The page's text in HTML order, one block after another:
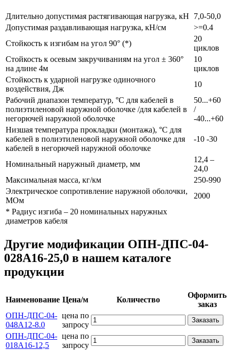
Длительно допустимая растягивающая нагрузка, кН
7,0-50,0
Допустимая раздавливающая нагрузка, кН/см
>=0.4
Стойкость к изгибам на угол 90° (*)
20
циклов
Стойкость к осевым закручиваниям на угол ± 360°
на длине 4м
10
циклов
Стойкость к ударной нагрузке одиночного
воздействия, Дж
10
Рабочий диапазон температур, °С для кабелей в
полиэтиленовой наружной оболочке /для кабелей в
негорючей наружной оболочке
50...+60
/
-40...+60
Низшая температура прокладки (монтажа), °С для
кабелей в полиэтиленовой наружной оболочке для
кабелей в негорючей наружной оболочке
-10 -30
Номинальный наружный диаметр, мм
12,4 –
24,0
Максимальная масса, кг/км
250-990
Электрическое сопротивление наружной оболочки,
МОм
2000
* Радиус изгиба – 20 номинальных наружных
диаметров кабеля
Другие модификации ОПН-ДПС-04-
028А16-25,0 в нашем каталоге
продукции
Наименование Цена/м Количество
Оформить
заказ
ОПН-ДПС-04-
048А12-8.0
цена по
запросу
Заказать
ОПН-ДПС-04-
018А16-12,5
цена по
запросу
Заказать